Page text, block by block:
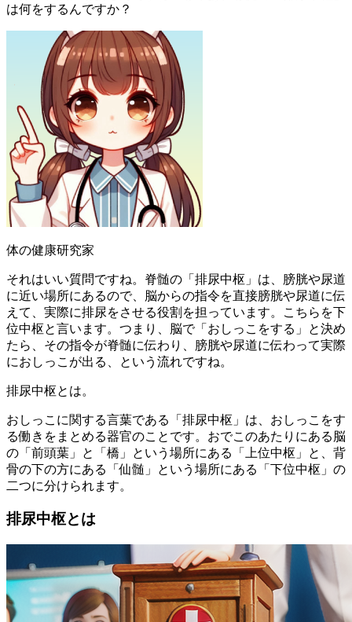
は何をするんですか？
体の健康研究家
それはいい質問ですね。脊髄の「排尿中枢」は、膀胱や尿道
に近い場所にあるので、脳からの指令を直接膀胱や尿道に伝
えて、実際に排尿をさせる役割を担っています。こちらを下
位中枢と言います。つまり、脳で「おしっこをする」と決め
たら、その指令が脊髄に伝わり、膀胱や尿道に伝わって実際
におしっこが出る、という流れですね。
排尿中枢とは。
おしっこに関する言葉である「排尿中枢」は、おしっこをす
る働きをまとめる器官のことです。おでこのあたりにある脳
の「前頭葉」と「橋」という場所にある「上位中枢」と、背
骨の下の方にある「仙髄」という場所にある「下位中枢」の
二つに分けられます。
排尿中枢とは